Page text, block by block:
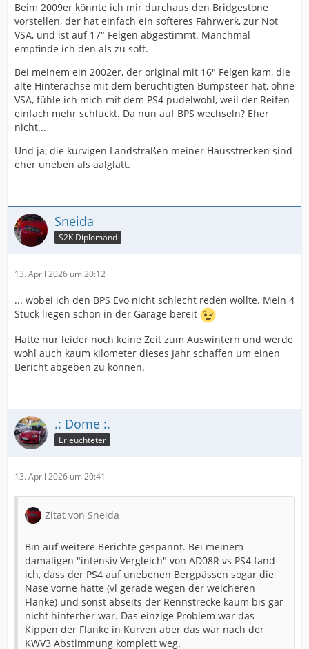
Beim 2009er könnte ich mir durchaus den Bridgestone
vorstellen, der hat einfach ein softeres Fahrwerk, zur Not
VSA, und ist auf 17" Felgen abgestimmt. Manchmal
empfinde ich den als zu soft.
Bei meinem ein 2002er, der original mit 16" Felgen kam, die
alte Hinterachse mit dem berüchtigten Bumpsteer hat, ohne
VSA, fühle ich mich mit dem PS4 pudelwohl, weil der Reifen
einfach mehr schluckt. Da nun auf BPS wechseln? Eher
nicht...
Und ja, die kurvigen Landstraßen meiner Hausstrecken sind
eher uneben als aalglatt.
Sneida
S2K Diplomand
13. April 2026 um 20:12
... wobei ich den BPS Evo nicht schlecht reden wollte. Mein 4
Stück liegen schon in der Garage bereit
Hatte nur leider noch keine Zeit zum Auswintern und werde
wohl auch kaum kilometer dieses Jahr schaffen um einen
Bericht abgeben zu können.
.: Dome :.
Erleuchteter
13. April 2026 um 20:41
Zitat von Sneida
Bin auf weitere Berichte gespannt. Bei meinem
damaligen "intensiv Vergleich" von AD08R vs PS4 fand
ich, dass der PS4 auf unebenen Bergpässen sogar die
Nase vorne hatte (vl gerade wegen der weicheren
Flanke) und sonst abseits der Rennstrecke kaum bis gar
nicht hinterher war. Das einzige Problem war das
Kippen der Flanke in Kurven aber das war nach der
KWV3 Abstimmung komplett weg.